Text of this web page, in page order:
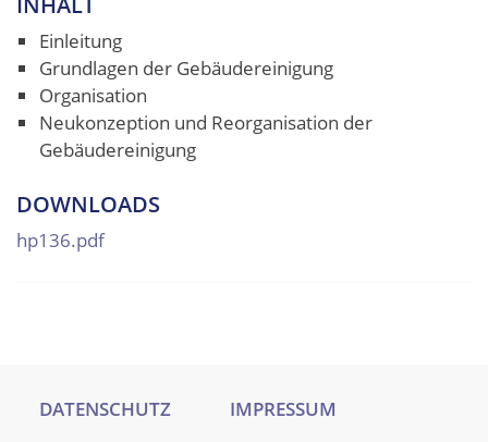
Einleitung
Grundlagen der Gebäudereinigung
Organisation
Neukonzeption und Reorganisation der
Gebäudereinigung
DOWNLOADS
hp136.pdf
DATENSCHUTZ IMPRESSUM